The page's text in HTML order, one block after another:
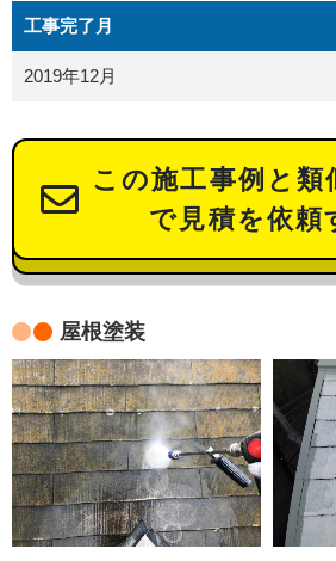
工事完了月
2019年12月
この施工事例と類
で見積を依頼
屋根塗装